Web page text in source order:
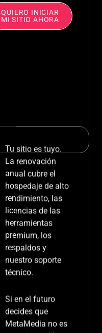
QUIERO INICIAR
MI SITIO AHORA
Tu sitio es tuyo.
La renovación
anual cubre el
hospedaje de alto
rendimiento, las
licencias de las
herramientas
premium, los
respaldos y
técnico.
Si en el futuro